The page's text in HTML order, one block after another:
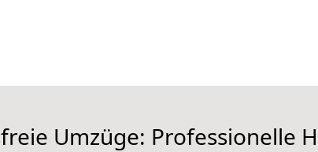
Umzüge: Professionelle